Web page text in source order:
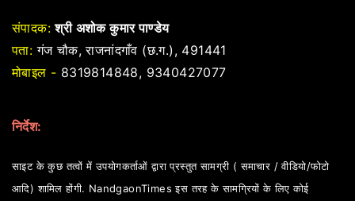
संपादक: श्री अशोक कुमार पाण्डेय
पता: गंज चौक, राजनांदगाँव (छ.ग.), 491441
मोबाइल - 8319814848, 9340427077
निर्देश:
साइट के कुछ तत्वों में उपयोगकर्ताओं द्वारा प्रस्तुत सामग्री ( समाचार / वीडियो/फोटो
आदि) शामिल होंगी. NandgaonTimes इस तरह के सामग्रियों के लिए कोई